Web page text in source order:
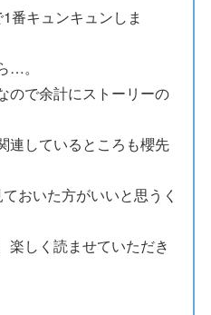
番キュンキュンしま
…。
ので余計にストーリーの
連しているところも櫻先
おいた方がいいと思うく
楽しく読ませていただき